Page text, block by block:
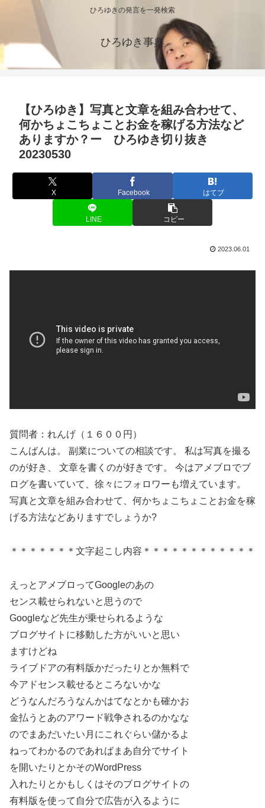
ひろゆきの発言を一発検索
ひろゆき事典
【ひろゆき】写真と文章を組み合わせて、
何かちょこちょことお金を稼げる方法など
ありますか？ー ひろゆき切り抜き
20230530
X Facebook はてブ
LINE コピー
2023.06.01
質問者：れんげ（１６００円）
こんばんは。 副業についての相談です。 私は写真を撮る
のが好き、 文章を書くのが好きです。 今はアメブロでブ
ログを書いていて、徐々にフォロワーも増えています。
写真と文章を組み合わせて、何かちょこちょことお金を稼
げる方法などありますでしょうか?
＊＊＊＊＊＊＊文字起こし内容＊＊＊＊＊＊＊＊＊＊＊＊
えっとアメブロってGoogleのあの
センス載せられないと思うので
Googleなど先生が乗せられるような
ブログサイトに移動した方がいいと思い
ますけどね
ライブドアの有料版かだったりとか無料で
今アドセンス載せるところないかな
どうなんだろうなんかはてなとかも確かお
金払うとあのアワード戦争されるのかなな
のでまあだいたい月にこれぐらい儲かるよ
ねってわかるのであればまあ自分でサイト
を開いたりとかそのWordPress
入れたりとかもしくはそのブログサイトの
有料版を使って自分で広告が入るように